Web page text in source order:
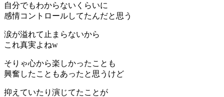
自分でもわからないくらいに
感情コントロールしてたんだと思う
涙が溢れて止まらないから
これ真実よねw
そりゃ心から楽しかったことも
興奮したこともあったと思うけど
抑えていたり演じてたことが